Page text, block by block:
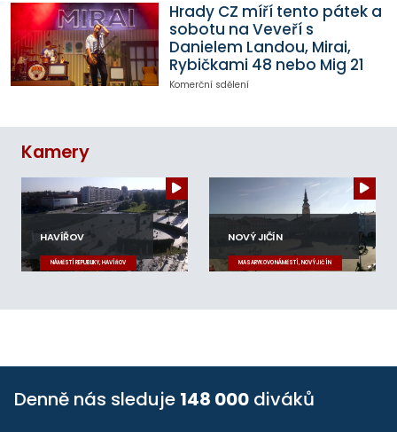
Hrady CZ míří tento pátek a
sobotu na Veveří s
Danielem Landou, Mirai,
Rybičkami 48 nebo Mig 21
Komerční sdělení
Kamery
HAVÍŘOV
NÁMĚSTÍ REPUBLIKY, HAVÍŘOV
NOVÝ JIČÍN
MASARYKOVO NÁMĚSTÍ, NOVÝ JIČÍN
Denně nás sleduje 148 000 diváků